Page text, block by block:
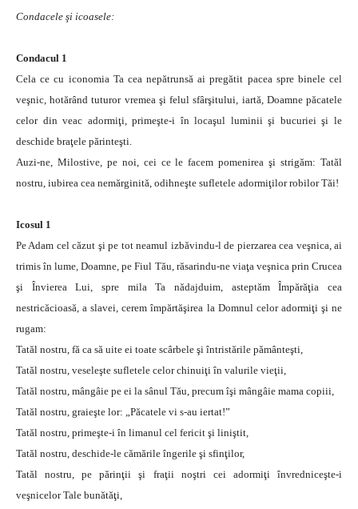
Condacele şi icoasele:
Condacul 1
Cela ce cu iconomia Ta cea nepătrunsă ai pregătit pacea spre binele cel
veşnic, hotărând tuturor vremea şi felul sfârşitului, iartă, Doamne păcatele
celor din veac adormiţi, primeşte-i în locaşul luminii şi bucuriei şi le
deschide braţele părinteşti.
Auzi-ne, Milostive, pe noi, cei ce le facem pomenirea şi strigăm: Tatăl
nostru, iubirea cea nemărginită, odihneşte sufletele adormiţilor robilor Tăi!
Icosul 1
Pe Adam cel căzut şi pe tot neamul izbăvindu-l de pierzarea cea veşnica, ai
trimis în lume, Doamne, pe Fiul Tău, răsarindu-ne viaţa veşnica prin Crucea
şi Învierea Lui, spre mila Ta nădajduim, asteptăm Împărăţia cea
nestricăcioasă, a slavei, cerem împărtăşirea la Domnul celor adormiţi şi ne
rugam:
Tatăl nostru, fă ca să uite ei toate scârbele şi întristările pământeşti,
Tatăl nostru, veseleşte sufletele celor chinuiţi în valurile vieţii,
Tatăl nostru, mângâie pe ei la sânul Tău, precum îşi mângâie mama copiii,
Tatăl nostru, graieşte lor: „Păcatele vi s-au iertat!”
Tatăl nostru, primeşte-i în limanul cel fericit şi liniştit,
Tatăl nostru, deschide-le cămările îngerile şi sfinţilor,
Tatăl nostru, pe părinţii şi fraţii noştri cei adormiţi învredniceşte-i
veşnicelor Tale bunătăţi,